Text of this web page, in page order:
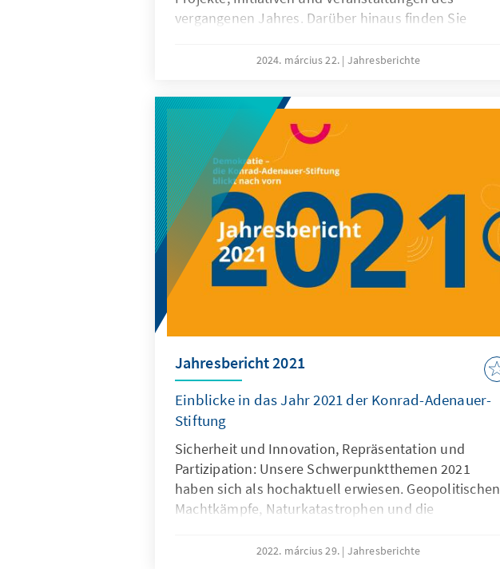
vergangenen Jahres. Darüber hinaus finden Sie
Fellowship mit Prof. Dr. Antje Boetius, Berichte aus
Informationen zur Förderung, zum Vorstand, zum
Kuratorium, zu verschiedenen Ausschüssen, zu
unserem Freundeskreis und vieles mehr.
2024. március 22. Jahresberichte
Jahresbericht 2021
Einblicke in das Jahr 2021 der Konrad-Adenauer-
Stiftung
Sicherheit und Innovation, Repräsentation und
Partizipation: Unsere Schwerpunktthemen 2021
haben sich als hochaktuell erwiesen. Geopolitischen
Machtkämpfe, Naturkatastrophen und die
Demokratien standen und stehen weiter unter
2022. március 29. Jahresberichte